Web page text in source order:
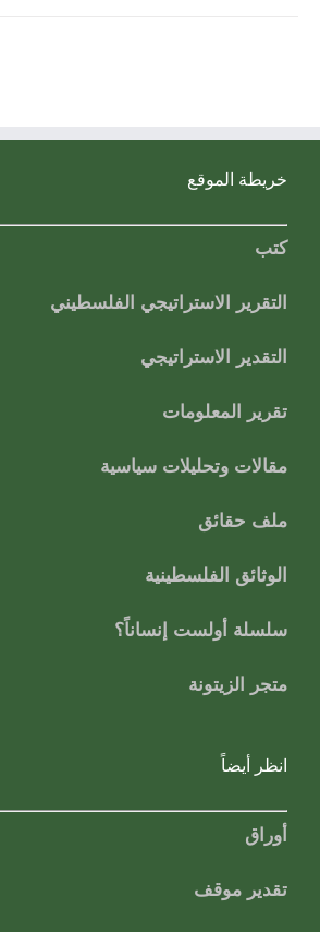
خريطة الموقع
كتب
التقرير الاستراتيجي الفلسطيني
التقدير الاستراتيجي
تقرير المعلومات
مقالات وتحليلات سياسية
ملف حقائق
الوثائق الفلسطينية
سلسلة أولست إنساناً؟
متجر الزيتونة
انظر أيضاً
أوراق
تقدير موقف